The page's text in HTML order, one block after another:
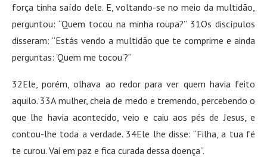
força tinha saído dele. E, voltando-se no meio da multidão,
perguntou: “Quem tocou na minha roupa?” 31Os discípulos
disseram: “Estás vendo a multidão que te comprime e ainda
perguntas: ‘Quem me tocou’?”
32Ele, porém, olhava ao redor para ver quem havia feito
aquilo. 33A mulher, cheia de medo e tremendo, percebendo o
que lhe havia acontecido, veio e caiu aos pés de Jesus, e
contou-lhe toda a verdade. 34Ele lhe disse: “Filha, a tua fé
te curou. Vai em paz e fica curada dessa doença”.